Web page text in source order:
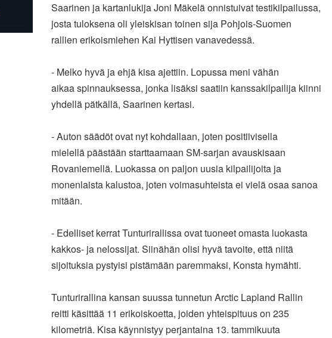
Saarinen ja kartanlukija Joni Mäkelä onnistuivat testikilpailussa,
jostatuloksena oli yleiskisan toinen sija Pohjois-Suomen
rallien erikoismiehen Kai Hyttisen vanavedessä.
- Melko hyvä ja ehjä kisa ajettiin. Lopussa meni vähän
aikaaspinnauksessa, jonka lisäksi saatiin kanssakilpailija kiinni
yhdelläpätkällä, Saarinen kertasi.
- Auton säädöt ovat nyt kohdallaan, joten positiivisella
mielelläpäästään starttaamaan SM-sarjan avauskisaan
Rovaniemellä. Luokassa on paljon uusia kilpailijoita ja
monenlaista kalustoa, joten voimasuhteistaei vielä osaa sanoa
mitään.
- Edelliset kerrat Tunturirallissa ovat tuoneet omasta luokasta
kakkos- ja nelossijat. Siinähän olisi hyvä tavoite, että niitä
sijoituksiapystyisi pistämään paremmaksi, Konsta hymähti.
Tunturirallina kansan suussa tunnetun Arctic Lapland Rallin
reitti käsittää 11 erikoiskoetta, joiden yhteispituus on 235
kilometriä. Kisa käynnistyy perjantaina 13. tammikuuta